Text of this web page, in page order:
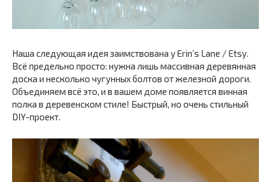
Наша следующая идея заимствована у Erin’s Lane / Etsy.
Всё предельно просто: нужна лишь массивная деревянная
доска и несколько чугунных болтов от железной дороги.
Объединяем всё это, и в вашем доме появляется винная
полка в деревенском стиле! Быстрый, но очень стильный
DIY-проект.